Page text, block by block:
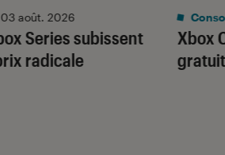
Series subissent
radicale
03 août. 2026
Xbox